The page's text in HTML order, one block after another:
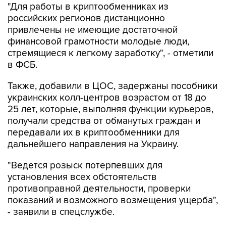
"Для работы в криптообменниках из
российских регионов дистанционно
привлечены не имеющие достаточной
финансовой грамотности молодые люди,
стремящиеся к легкому заработку", - отметили
в ФСБ.
Также, добавили в ЦОС, задержаны пособники
украинских колл-центров возрастом от 18 до
25 лет, которые, выполняя функции курьеров,
получали средства от обманутых граждан и
передавали их в криптообменники для
дальнейшего направления на Украину.
"Ведется розыск потерпевших для
установления всех обстоятельств
противоправной деятельности, проверки
показаний и возможного возмещения ущерба",
- заявили в спецслужбе.